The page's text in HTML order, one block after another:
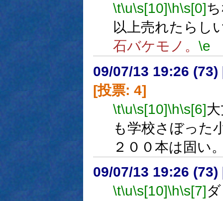
\t\u\s[10]\h\s[0]
以上売れたらし
石バケモノ。 \e
09/07/13 19:26 (73)
[投票: 4]
\t\u\s[10]\h\s[6]
も学校さぼった
２００本は固い
09/07/13 19:26 (73)
\t\u\s[10]\h\s[7]